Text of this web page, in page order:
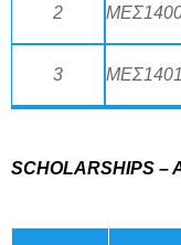
2
3
SCHOLARSHIPS –